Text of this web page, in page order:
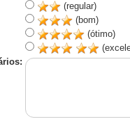
(regular)
(bom)
(ótimo)